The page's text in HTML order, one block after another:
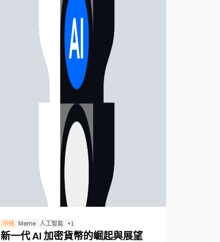
中級 Meme 人工智能 +1
新一代 AI 加密貨幣的崛起與展望